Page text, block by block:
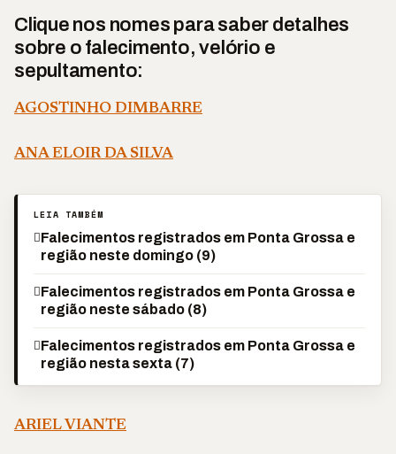
Clique nos nomes para saber detalhes
sobre o falecimento, velório e
sepultamento:
AGOSTINHO DIMBARRE
ANA ELOIR DA SILVA
LEIA TAMBÉM
Falecimentos registrados em Ponta Grossa e
região neste domingo (9)
Falecimentos registrados em Ponta Grossa e
região neste sábado (8)
Falecimentos registrados em Ponta Grossa e
região nesta sexta (7)
ARIEL VIANTE